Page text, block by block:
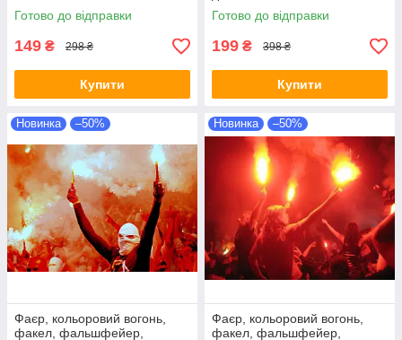
Готово до відправки
149 ₴ 298 ₴
Купити
Готово до відправки
199 ₴ 398 ₴
Купити
Новинка –50%
Фаєр, кольоровий вогонь,
факел, фальшфейер,
Новинка –50%
Фаєр, кольоровий вогонь,
факел, фальшфейер,